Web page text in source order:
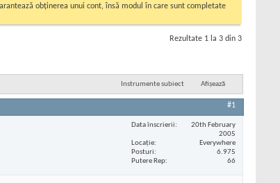
obținerea unui cont, însă modul în care sunt completate
Rezultate 1 la 3 din 3
Instrumente subiect Afișează
#1
Data înscrierii
20th February
2005
Locaţie
Everywhere
Posturi
6.975
Putere Rep
66